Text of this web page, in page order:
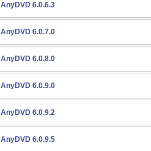
AnyDVD 6.0.6.3
AnyDVD 6.0.7.0
AnyDVD 6.0.8.0
AnyDVD 6.0.9.0
AnyDVD 6.0.9.2
AnyDVD 6.0.9.5